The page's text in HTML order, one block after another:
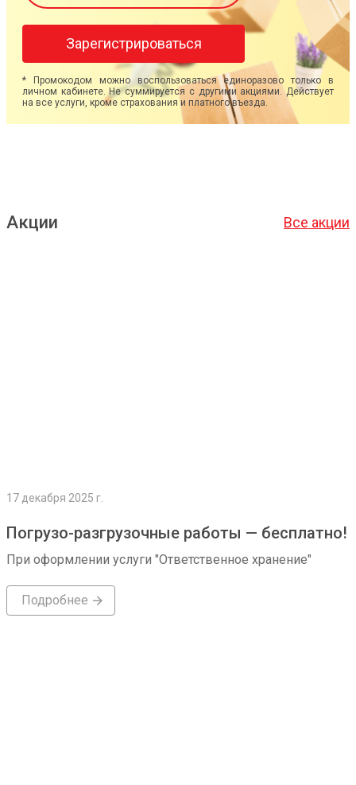
Зарегистрироваться
* Промокодом можно воспользоваться единоразово только в
личном кабинете. Не суммируется с другими акциями. Действует
на все услуги, кроме страхования и платного въезда.
Акции Все акции
17 декабря 2025 г.
Погрузо-разгрузочные работы — бесплатно!
При оформлении услуги "Ответственное хранение"
Подробнее